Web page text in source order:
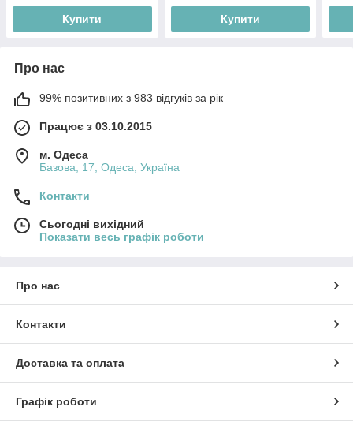
Купити Купити
Про нас
99% позитивних з 983 відгуків за рік
Працює з 03.10.2015
м. Одеса
Базова, 17, Одеса, Україна
Контакти
Сьогодні вихідний
Показати весь графік роботи
Про нас
Контакти
Доставка та оплата
Графік роботи